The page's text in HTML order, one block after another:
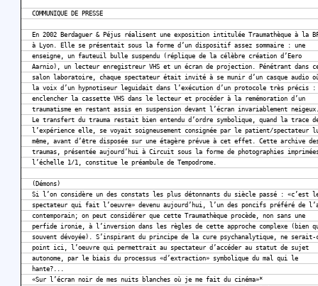
COMMUNIQUE DE PRESSE
En 2002 Berdaguer & Péjus réalisent une exposition intitulée Traumathèque à la
à Lyon. Elle se présentait sous la forme d’un dispositif assez sommaire : une
enseigne, un fauteuil bulle suspendu (réplique de la célèbre création d’Eero
Aarnio), un lecteur enregistreur VHS et un écran de projection. Pénétrant dans
salon laboratoire, chaque spectateur était invité à se munir d’un casque audio
la voix d’un hypnotiseur leguidait dans l’exécution d’un protocole très précis :
enclencher la cassette VHS dans le lecteur et procéder à la remémoration d’un
traumatisme en restant assis en suspension devant l’écran invariablement
Le transfert du trauma restait bien entendu d’ordre symbolique, quand la trace
l’expérience elle, se voyait soigneusement consignée par le patient/spectateur
même, avant d’être disposée sur une étagère prévue à cet effet. Cette archive
traumas, présentée aujourd’hui à Circuit sous la forme de photographies
l’échelle 1/1, constitue le préambule de Tempodrome.
(Démons)
Si l’on considère un des constats les plus détonnants du siècle passé : «c’est
spectateur qui fait l’oeuvre» devenu aujourd’hui, l’un des poncifs préféré de
contemporain; on peut considérer que cette Traumathèque procède, non sans une
perfide ironie, à l’inversion dans les règles de cette approche complexe (bien
souvent dévoyée). S’inspirant du principe de la cure psychanalytique, ne serait-
point ici, l’oeuvre qui permettrait au spectateur d’accéder au statut de sujet
autonome, par le biais du processus «d’extraction» symbolique du mal qui le
hante?...
«Sur l’écran noir de mes nuits blanches où je me fait du cinéma»*